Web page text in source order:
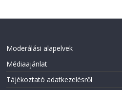
Moderálási alapelvek
Médiaajánlat
Tájékoztató adatkezelésről